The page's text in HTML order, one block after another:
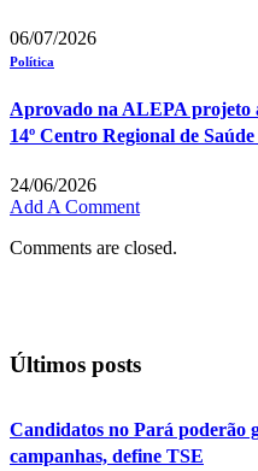
06/07/2026
Política
Aprovado na ALEPA projeto
14º Centro Regional de
24/06/2026
Add A Comment
Comments are closed.
Últimos posts
Candidatos no Pará poderão
campanhas, define TSE